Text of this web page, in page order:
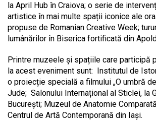
la April Hub în Craiova; o serie de
artistice în mai multe spații iconice ale
propuse de Romanian Creative Week;
lumânărilor în Biserica fortificată din
Printre muzeele și spațiile care participă
la acest eveniment sunt: Institutul de
o proiecție specială a filmului „O umbră
Jude; Salonului Internațional al Sticlei, la
București; Muzeul de Anatomie
Centrul de Artă Contemporană din Iași.